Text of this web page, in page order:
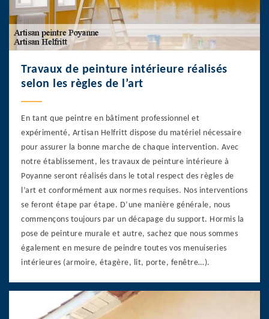
Travaux de peinture intérieure réalisés
selon les règles de l’art
En tant que peintre en bâtiment professionnel et
expérimenté, Artisan Helfritt dispose du matériel nécessaire
pour assurer la bonne marche de chaque intervention. Avec
notre établissement, les travaux de peinture intérieure à
Poyanne seront réalisés dans le total respect des règles de
l’art et conformément aux normes requises. Nos interventions
se feront étape par étape. D’une manière générale, nous
commençons toujours par un décapage du support. Hormis la
pose de peinture murale et autre, sachez que nous sommes
également en mesure de peindre toutes vos menuiseries
intérieures (armoire, étagère, lit, porte, fenêtre…).